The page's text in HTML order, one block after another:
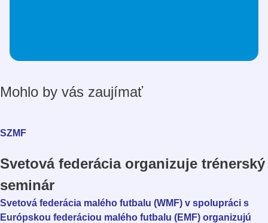
Mohlo by vás zaujímať
SZMF
Svetová federácia organizuje trénerský
seminár
Svetová federácia malého futbalu (WMF) v spolupráci s
Európskou federáciou malého futbalu (EMF) organizujú